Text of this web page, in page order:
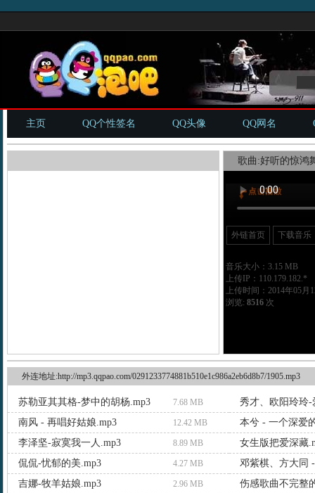
主页 QQ个性签名 QQ头像 QQ网名
歌曲:好听的惊鸿
外链首页 下载音乐
音乐大小：3.15 MB
上传IP：110.179.182.*
上传时间：2014年05月
浏览: 8516次
外连地址:http://mp3.qqpao.com/0291233774881b510e1c986a2eb6d8b7/1905.mp3
苏勒亚其其格-梦中的胡杨.mp3 7.68 MB
秀才、欧阳玲玲-
南风 - 再唱好姑娘.mp3
12.42 MB
本兮 - 一个深爱
李泽坚-寂寞我一人.mp3
8.89 MB
女生版把爱深藏
侃侃-忧郁的美.mp3
4.27 MB
邓紫棋、方大同
吉娜-牧羊姑娘.mp3
2.96 MB
伤感歌曲不完整